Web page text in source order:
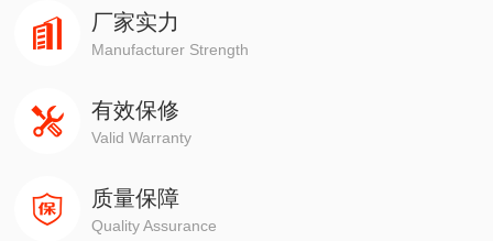
厂家实力
Manufacturer Strength
有效保修
Valid Warranty
质量保障
Quality Assurance